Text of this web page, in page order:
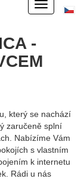
Menu
-
který se nachází
zaručeně splní
Nabízíme Vám
s vlastním
k internetu
Rádi u nás